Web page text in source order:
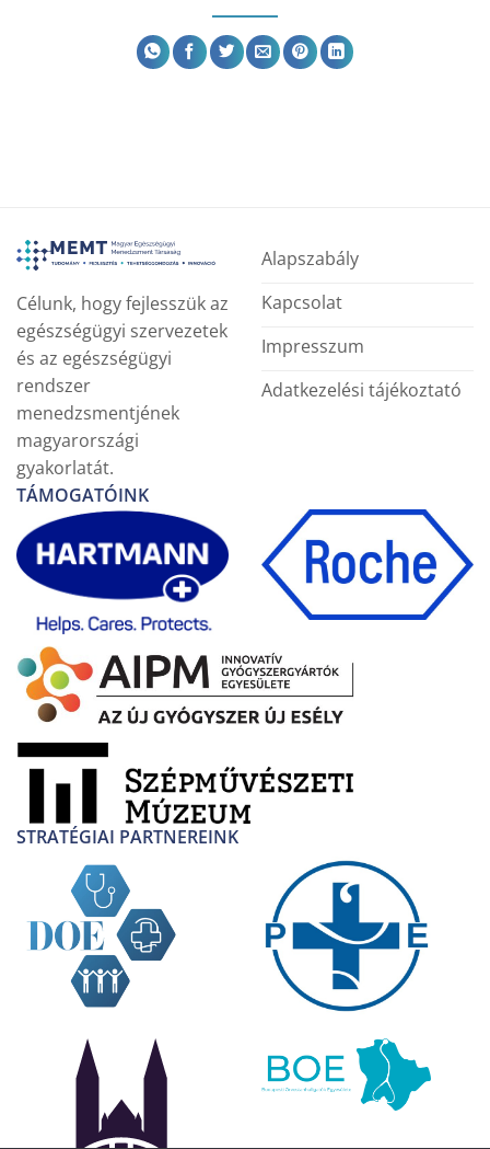
Célunk, hogy fejlesszük az
egészségügyi szervezetek
és az egészségügyi
rendszer
menedzsmentjének
magyarországi
gyakorlatát.
Alapszabály
Kapcsolat
Impresszum
Adatkezelési tájékoztató
TÁMOGATÓINK
STRATÉGIAI PARTNEREINK